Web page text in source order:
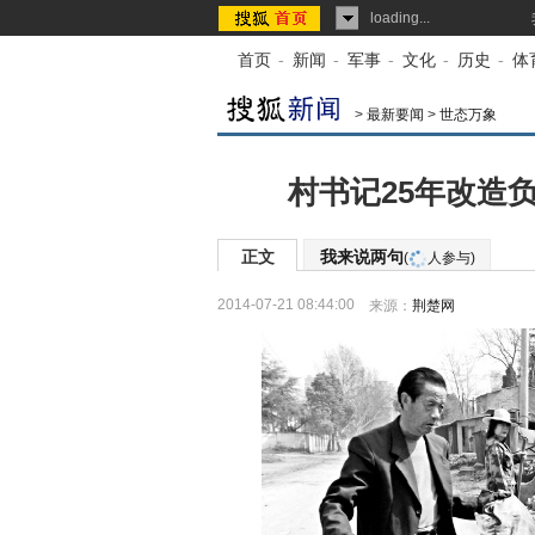
loading...
首页 - 新闻 - 军事 - 文化 - 历史 - 体
> 最新要闻 > 世态万象
村书记25年改造
正文 我来说两句( 人参与)
2014-07-21 08:44:00 来源： 荆楚网